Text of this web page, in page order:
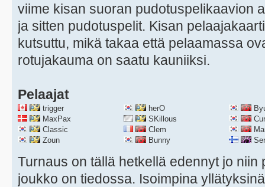
viime kisan suoran pudotuspelikaavion
ja sitten pudotuspelit. Kisan
kutsuttu, mikä takaa että pelaamassa
rotujakauma on saatu kauniiksi.
Pelaajat
trigger
MaxPax
Classic
Zoun
herO
SKillous
Clem
Bunny
Turnaus on tällä hetkellä edennyt jo
joukko on tiedossa. Isoimpina